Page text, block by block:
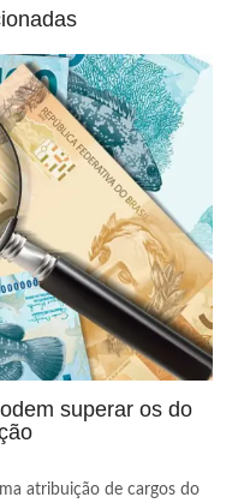
superar os do
atribuição de cargos do